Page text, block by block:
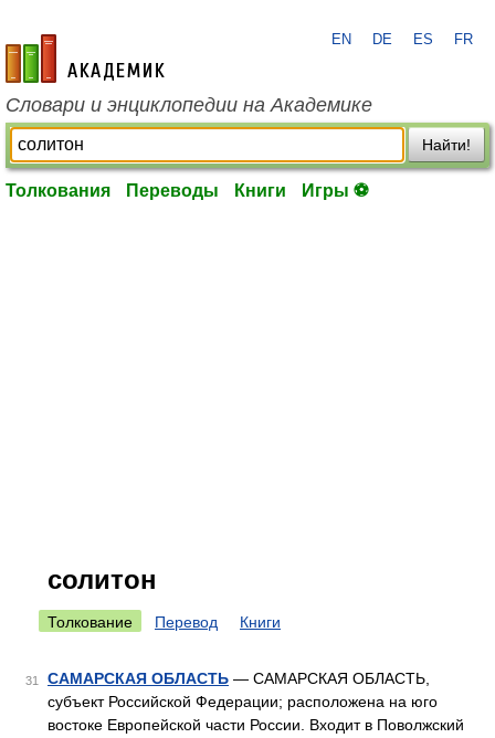
academic.ru
EN DE ES FR
Словари и энциклопедии на Академике
Найти!
Толкования Переводы Книги Игры ⚽
солитон
Толкование Перевод Книги
31 САМАРСКАЯ ОБЛАСТЬ — САМАРСКАЯ ОБЛАСТЬ,
субъект Российской Федерации; расположена на юго
востоке Европейской части России. Входит в Поволжский